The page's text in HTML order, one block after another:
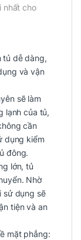
nhất cho
tủ dễ dàng,
và vận
sẽ làm
lạnh của tủ,
cần
dụng kiểm
đông.
lớn, tủ
Nhờ
sử dụng sẽ
tiện và an
mặt phẳng: